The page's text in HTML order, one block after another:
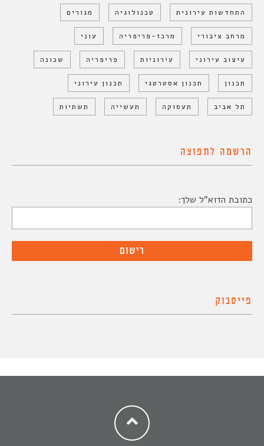
התחדשות עירונית טכנולוגיה מגורים
מרחב ציבורי מרכז-פריפריה עוני
עיצוב עירוני עירוניות פריפריה שכונה
תכנון תכנון אסטרטגי תכנון עירוני
תל אביב תעסוקה תעשייה תשתיות
הרשמה לתפוצה
כתובת הדוא"ל שלך:
פייסבוק